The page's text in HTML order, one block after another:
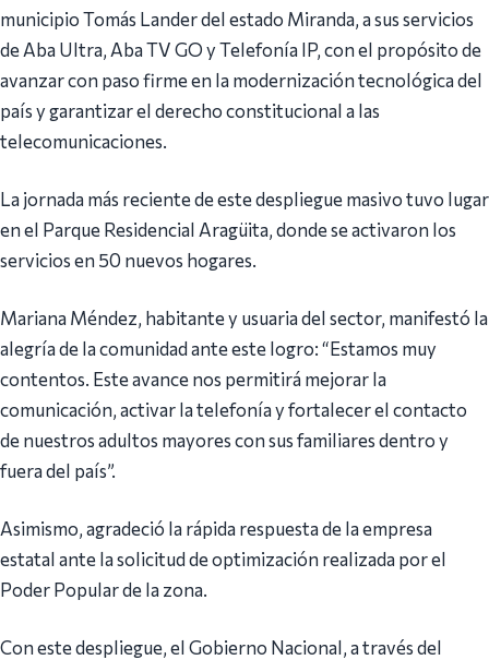
municipio Tomás Lander del estado Miranda, a sus servicios
de Aba Ultra, Aba TV GO y Telefonía IP, con el propósito de
avanzar con paso firme en la modernización tecnológica del
país y garantizar el derecho constitucional a las
telecomunicaciones.
La jornada más reciente de este despliegue masivo tuvo lugar
en el Parque Residencial Aragüita, donde se activaron los
servicios en 50 nuevos hogares.
Mariana Méndez, habitante y usuaria del sector, manifestó la
alegría de la comunidad ante este logro: “Estamos muy
contentos. Este avance nos permitirá mejorar la
comunicación, activar la telefonía y fortalecer el contacto
de nuestros adultos mayores con sus familiares dentro y
fuera del país”.
Asimismo, agradeció la rápida respuesta de la empresa
estatal ante la solicitud de optimización realizada por el
Poder Popular de la zona.
Con este despliegue, el Gobierno Nacional, a través del